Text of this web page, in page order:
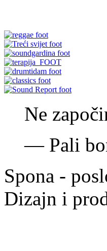
Ne
—Pali
Spona -
Dizajn i